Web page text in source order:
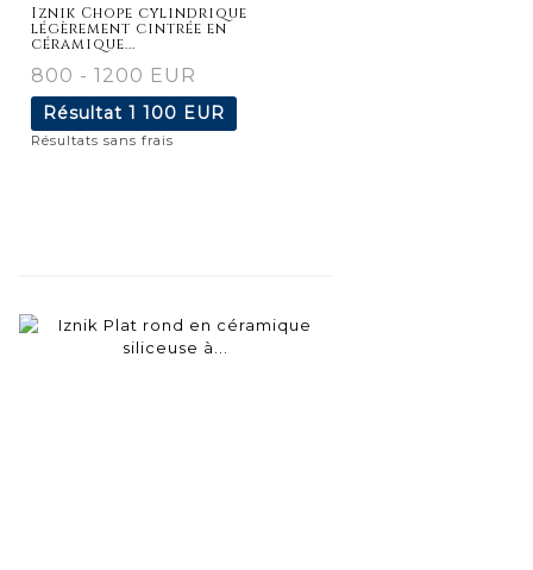
Iznik Chope cylindrique
légèrement cintrée en
céramique...
800 - 1200 EUR
Résultat 1 100 EUR
Résultats sans frais